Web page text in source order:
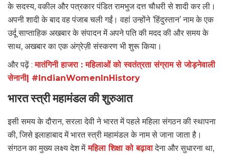
के सदस्य, वकील और पत्रकार पंडित रामभुज दत्त चौधरी से शादी कर ली।
अपनी शादी के बाद वह पंजाब चली गईं। वहां उन्होंने ‘हिंदुस्तान’ नाम के एक
उर्दू साप्ताहिक अखबार के संपादन में अपने पति की मदद की और समय के
साथ, अखबार का एक अंग्रेज़ी संस्करण भी शुरू किया।
और पढ़ें :मातंगिनी हाजरा : महिलाओं को स्वतंत्रता संग्राम से जोड़नेवाली
सेनानी| #IndianWomenInHistory
भारत स्त्री महामंडल की शुरुआत
इसी समय के दौरान, सरला देवी ने भारत में पहले महिला संगठन की स्थापना
की, जिसे इलाहाबाद में भारत स्त्री महामंडल के नाम से जाना जाता है।
संगठन का मुख्य लक्ष्य देश मेंमहिला शिक्षा को बढ़ावादेना और सुधारना था,